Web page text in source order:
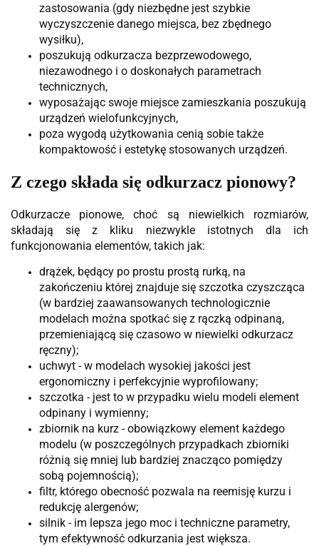
zastosowania (gdy niezbędne jest szybkie
wyczyszczenie danego miejsca, bez zbędnego
wysiłku),
poszukują odkurzacza bezprzewodowego,
niezawodnego i o doskonałych parametrach
technicznych,
wyposażając swoje miejsce zamieszkania poszukują
urządzeń wielofunkcyjnych,
poza wygodą użytkowania cenią sobie także
kompaktowość i estetykę stosowanych urządzeń.
Z czego składa się odkurzacz pionowy?
Odkurzacze pionowe, choć są niewielkich rozmiarów,
składają się z kliku niezwykle istotnych dla ich
funkcjonowania elementów, takich jak:
drążek, będący po prostu prostą rurką, na
zakończeniu której znajduje się szczotka czyszcząca
(w bardziej zaawansowanych technologicznie
modelach można spotkać się z rączką odpinaną,
przemieniającą się czasowo w niewielki odkurzacz
ręczny);
uchwyt - w modelach wysokiej jakości jest
ergonomiczny i perfekcyjnie wyprofilowany;
szczotka - jest to w przypadku wielu modeli element
odpinany i wymienny;
zbiornik na kurz - obowiązkowy element każdego
modelu (w poszczególnych przypadkach zbiorniki
różnią się mniej lub bardziej znacząco pomiędzy
sobą pojemnością);
filtr, którego obecność pozwala na reemisję kurzu i
redukcję alergenów;
silnik - im lepsza jego moc i techniczne parametry,
tym efektywność odkurzania jest większa.